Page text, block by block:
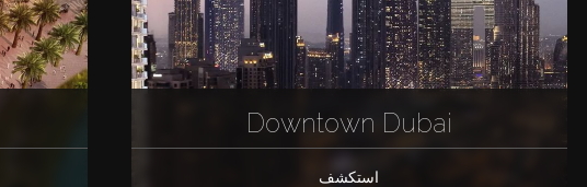
Downtown Dubai
استكشف